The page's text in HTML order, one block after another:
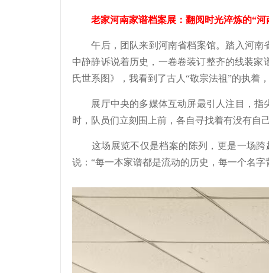
老家河南家谱档案展：翻阅时光淬炼的“河
午后，团队来到河南省档案馆。踏入河南省
中静静诉说着历史，一卷卷装订整齐的线装
氏世系图》，我看到了古人“敬宗法祖”的执着
展厅中央的多媒体互动屏最引人注目，指尖
时，队员们立刻围上前，各自寻找着有没有自己
这场展览不仅是档案的陈列，更是一场跨
说：“每一本家谱都是流动的历史，每一个名